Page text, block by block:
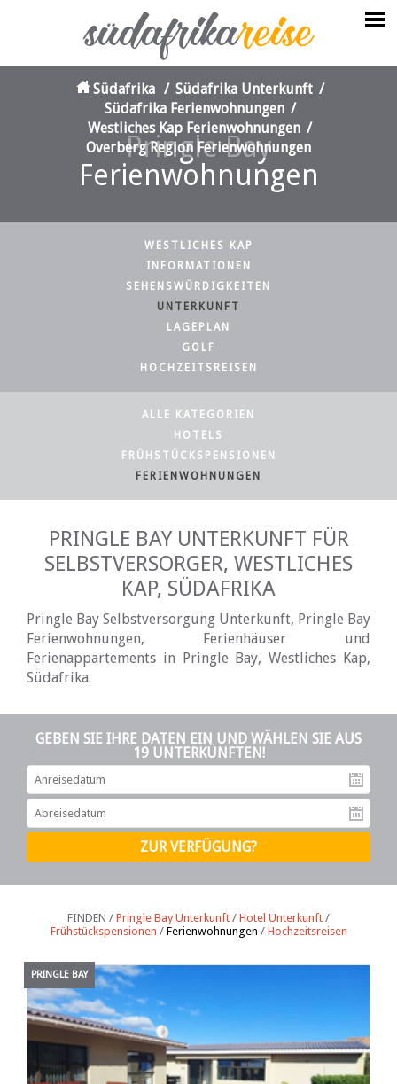
Pringle Bay
Ferienwohnungen
Südafrika / Südafrika Unterkunft /
Südafrika Ferienwohnungen /
Westliches Kap Ferienwohnungen /
Overberg Region Ferienwohnungen
WESTLICHES KAP
INFORMATIONEN
SEHENSWÜRDIGKEITEN
UNTERKUNFT
LAGEPLAN
GOLF
HOCHZEITSREISEN
ALLE KATEGORIEN
HOTELS
FRÜHSTÜCKSPENSIONEN
FERIENWOHNUNGEN
PRINGLE BAY UNTERKUNFT FÜR
SELBSTVERSORGER, WESTLICHES
KAP, SÜDAFRIKA
Pringle Bay Selbstversorgung Unterkunft, Pringle Bay
Ferienwohnungen, Ferienhäuser und
Ferienappartements in Pringle Bay, Westliches Kap,
Südafrika.
GEBEN SIE IHRE DATEN EIN UND WÄHLEN SIE AUS
19 UNTERKÜNFTEN!
FINDEN / Pringle Bay Unterkunft / Hotel Unterkunft /
Frühstückspensionen / Ferienwohnungen / Hochzeitsreisen
PRINGLE BAY